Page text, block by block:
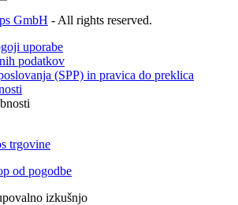
GmbH - All rights reserved.
uporabe
podatkov
(SPP) in pravica do preklica
trgovine
od pogodbe
izkušnjo